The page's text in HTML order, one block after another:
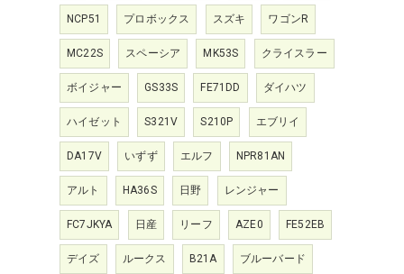
NCP51 プロボックス スズキ ワゴンR
MC22S スペーシア MK53S クライスラー
ボイジャー GS33S FE71DD ダイハツ
ハイゼット S321V S210P エブリイ
DA17V いずず エルフ NPR81AN
アルト HA36S 日野 レンジャー
FC7JKYA 日産 リーフ AZE0 FE52EB
デイズ ルークス B21A ブルーバード